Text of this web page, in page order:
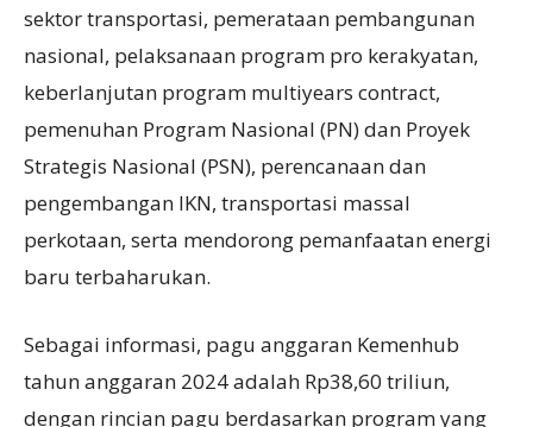
sektor transportasi, pemerataan pembangunan
nasional, pelaksanaan program pro kerakyatan,
keberlanjutan program multiyears contract,
pemenuhan Program Nasional (PN) dan Proyek
Strategis Nasional (PSN), perencanaan dan
pengembangan IKN, transportasi massal
perkotaan, serta mendorong pemanfaatan energi
baru terbaharukan.
Sebagai informasi, pagu anggaran Kemenhub
tahun anggaran 2024 adalah Rp38,60 triliun,
dengan rincian pagu berdasarkan program yang